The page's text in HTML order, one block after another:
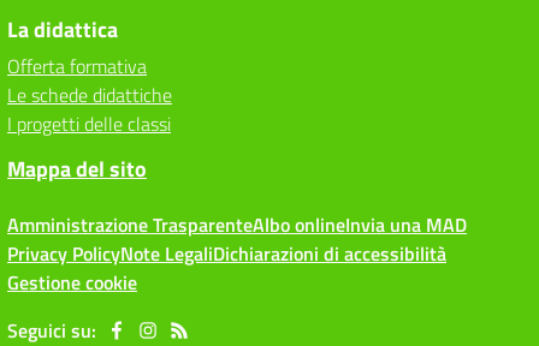
La didattica
Offerta formativa
Le schede didattiche
I progetti delle classi
Mappa del sito
Amministrazione TrasparenteAlbo onlineInvia una MAD
Privacy PolicyNote LegaliDichiarazioni di accessibilità
Gestione cookie
Seguici su: